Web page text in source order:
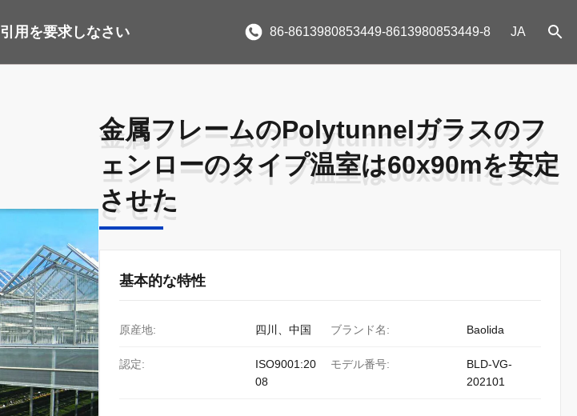
引用を要求しなさい 86-8613980853449-8613980853449-8 JA
金属フレームのPolytunnelガラスのフ
ェンローのタイプ温室は60x90mを安定
させた
金属フレームのPolytunnelガラスのフ
ェンローのタイプ温室は60x90mを安定
させた
基本的な特性
原産地: 四川、中国 ブランド名: Baolida
認定:
ISO9001:20
08
モデル番号:
BLD-VG-
202101